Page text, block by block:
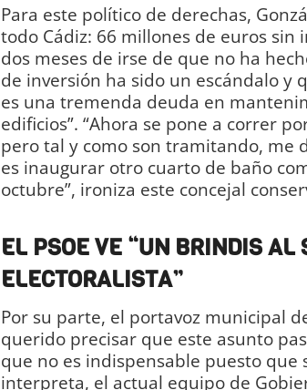
Para este político de derechas,
todo Cádiz: 66 millones de euros sin
dos meses de irse de que no ha
de inversión ha sido un escándalo y
es una tremenda deuda en
edificios”. “Ahora se pone a correr
pero tal y como son tramitando, me
es inaugurar otro cuarto de baño
octubre”, ironiza este concejal
EL PSOE VE “UN BRINDIS AL
ELECTORALISTA”
Por su parte, el portavoz municipal
querido precisar que este asunto
que no es indispensable puesto
interpreta, el actual equipo de